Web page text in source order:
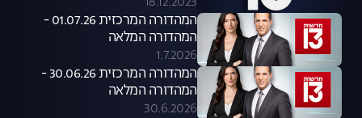
המהדורה המרכזית 01.07.26 -
המהדורה המלאה
1.7.2026
המהדורה המרכזית 30.06.26 -
המהדורה המלאה
30.6.2026